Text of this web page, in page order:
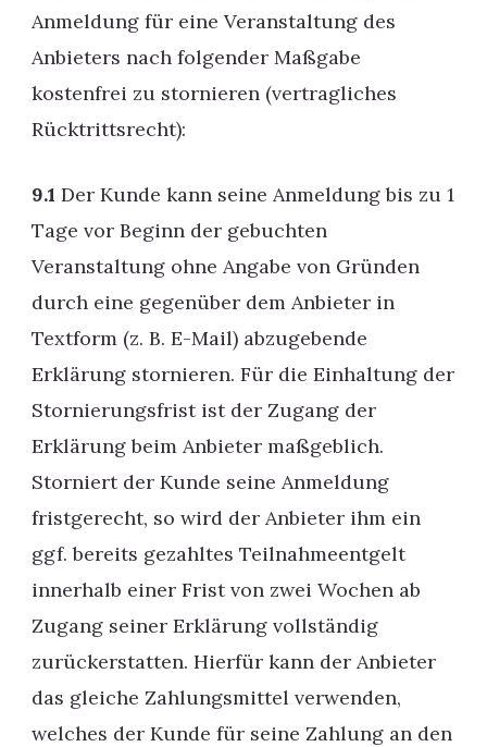
Anmeldung für eine Veranstaltung des
Anbieters nach folgender Maßgabe
kostenfrei zu stornieren (vertragliches
Rücktrittsrecht):
9.1 Der Kunde kann seine Anmeldung bis zu 1
Tage vor Beginn der gebuchten
Veranstaltung ohne Angabe von Gründen
durch eine gegenüber dem Anbieter in
Textform (z. B. E-Mail) abzugebende
Erklärung stornieren. Für die Einhaltung der
Stornierungsfrist ist der Zugang der
Erklärung beim Anbieter maßgeblich.
Storniert der Kunde seine Anmeldung
fristgerecht, so wird der Anbieter ihm ein
ggf. bereits gezahltes Teilnahmeentgelt
innerhalb einer Frist von zwei Wochen ab
Zugang seiner Erklärung vollständig
zurückerstatten. Hierfür kann der Anbieter
das gleiche Zahlungsmittel verwenden,
welches der Kunde für seine Zahlung an den